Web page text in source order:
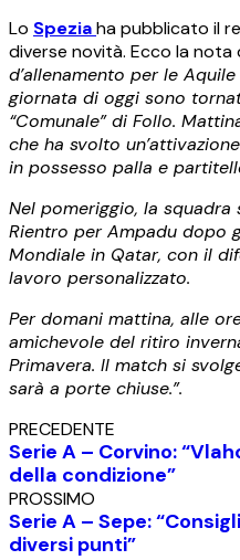
Lo Speziaha pubblicato il
diverse novità. Ecco la nota
d’allenamento per le
giornata di oggi sono
“Comunale” di Follo.
che ha svolto
in possesso palla e
Nel pomeriggio, la
Rientro per Ampadu dopo
Mondiale in Qatar, con il
lavoro personalizzato.
Per domani mattina, alle
amichevole del ritiro
Primavera. Il match si
sarà a porte chiuse.”.
PRECEDENTE
Serie A – Corvino:
della condizione”
PROSSIMO
Serie A – Sepe:
diversi punti”